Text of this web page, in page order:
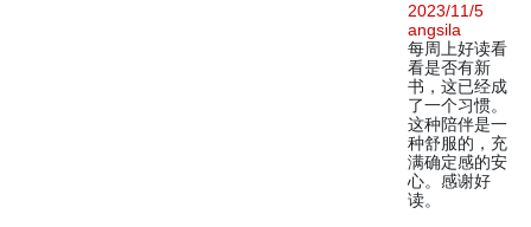
2023/11/5
angsila
每周上好读看
看是否有新
书，这已经成
了一个习惯。
这种陪伴是一
种舒服的，充
满确定感的安
心。感谢好
读。